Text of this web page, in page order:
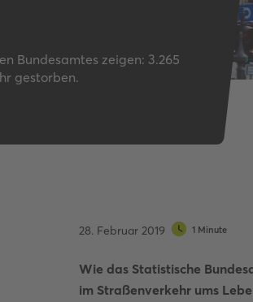
Pkw-
Bundesamtes zeigen: 3.265
gestorben.
28. Februar 2019 1 Minute
Wie das Statistische
im Straßenverkehr ums